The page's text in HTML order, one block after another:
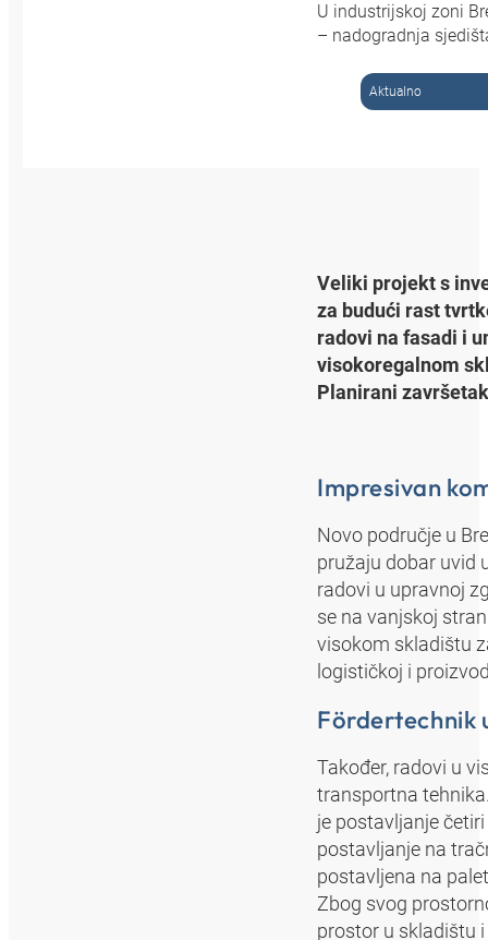
U industrijskoj zoni
– nadogradnja
Aktualno
Veliki projekt s
za budući rast
radovi na fasadi i
visokoregalnom
Planirani
Impresivan
Novo područje u
pružaju dobar uvid
radovi u upravnoj
se na vanjskoj
visokom skladištu
logističkoj i
Fördertechnik
Također, radovi u
transportna
je postavljanje
postavljanje na
postavljena na
Zbog svog
prostor u skladištu